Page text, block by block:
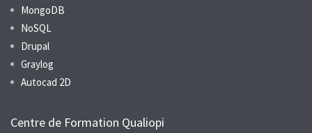
MongoDB
NoSQL
Drupal
Graylog
Autocad 2D
Centre de Formation Qualiopi